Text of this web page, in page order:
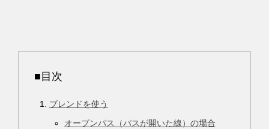
■目次
ブレンドを使う
オープンパス（パスが開いた線）の場合